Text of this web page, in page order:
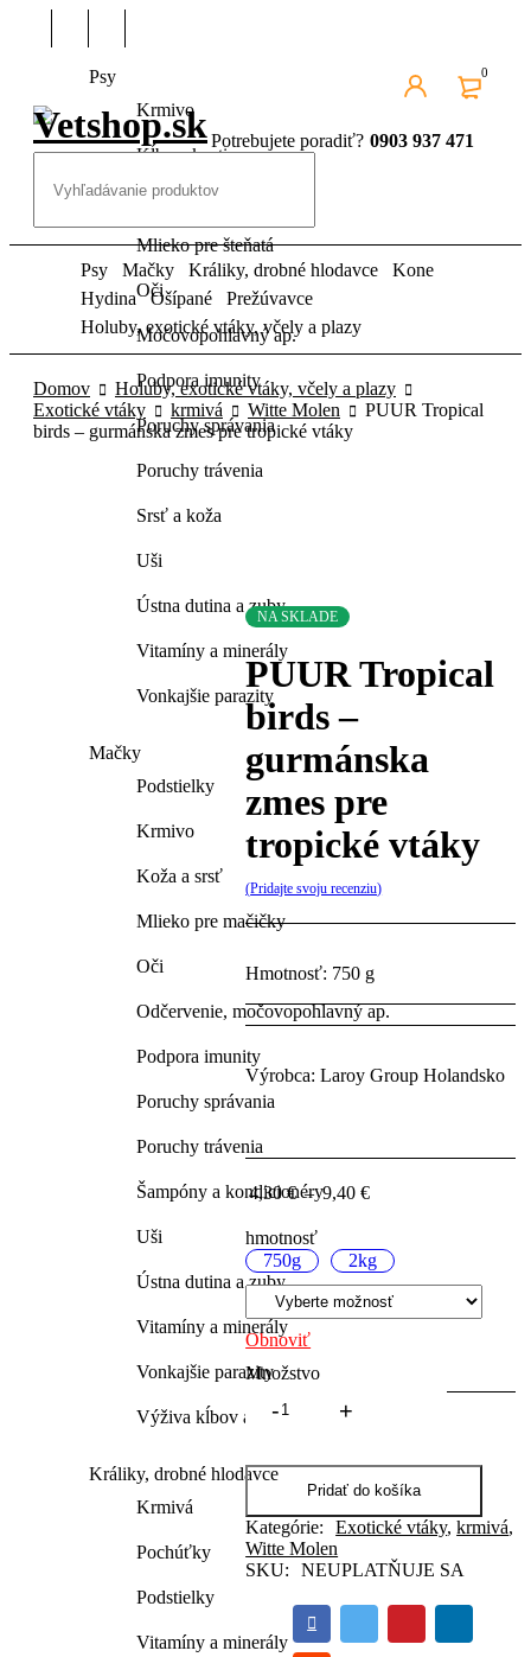
Psy
Krmivo
Kĺby a kosti
Kozmetika pre psov
Mlieko pre šteňatá
Oči
Močovopohlavný ap.
Podpora imunity
Poruchy správania
Poruchy trávenia
Srsť a koža
Uši
Ústna dutina a zuby
Vitamíny a minerály
Vonkajšie parazity
Mačky
Podstielky
Krmivo
Koža a srsť
Mlieko pre mačičky
Oči
Odčervenie, močovopohlavný ap.
Podpora imunity
Poruchy správania
Poruchy trávenia
Šampóny a kondicionéry
Uši
Ústna dutina a zuby
Vitamíny a minerály
Vonkajšie parazity
Výživa kĺbov a kostí
Králiky, drobné hlodavce
Krmivá
Pochúťky
Podstielky
Vitamíny a minerály
0
Potrebujete poradiť? 0903 937 471
Psy Mačky Králiky, drobné hlodavce
Kone
Hydina
Ošípané
Prežúvavce
Holuby, exotické vtáky, včely a plazy
Domov
Holuby, exotické vtáky, včely a plazy
Exotické vtáky
krmivá Witte Molen
PUUR Tropical
birds – gurmánska zmes pre tropické vtáky
NA SKLADE
PUUR Tropical
birds –
gurmánska
zmes pre
tropické vtáky
Pridajte svoju recenziu
Hmotnosť: 750 g
Výrobca: Laroy Group Holandsko
4,30€ – 9,40€
through
9,40 €
hmotnosť
750g
2kg
Obnoviť
Množstvo
Tropical
-
gurmánska
zmes
pre
tropické
quantity
Pridať do košíka
Kategórie: Exotické vtáky,krmivá,
Witte Molen
SKU:
NEUPLATŇUJE SA